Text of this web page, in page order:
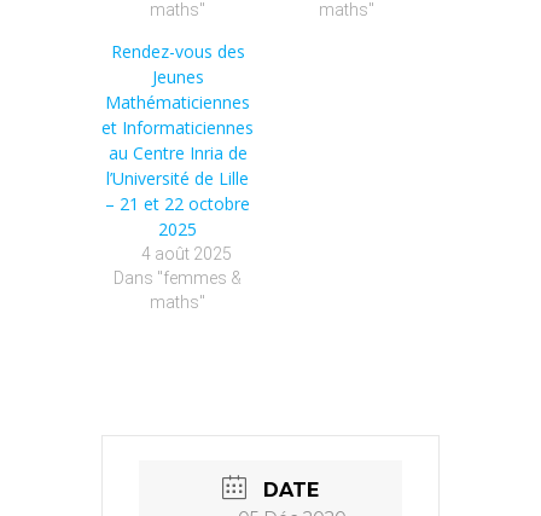
maths"
maths"
Rendez-vous des
Jeunes
Mathématiciennes
et Informaticiennes
au Centre Inria de
l’Université de Lille
– 21 et 22 octobre
2025
4 août 2025
Dans "femmes &
maths"
DATE